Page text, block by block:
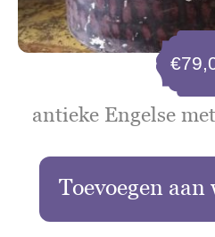
antieke Engelse
€
Toevoegen